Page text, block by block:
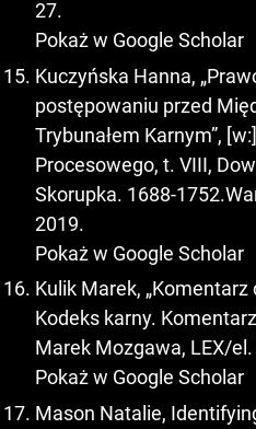
27.
Pokaż w Google Scholar
Kuczyńska Hanna,
postępowaniu przed
Trybunałem Karnym”,
Procesowego, t. VIII,
Skorupka. 1688-
2019.
Pokaż w Google Scholar
Kulik Marek, „Komentarz
Kodeks karny.
Marek Mozgawa, LEX/
Pokaż w Google Scholar
Mason Natalie,